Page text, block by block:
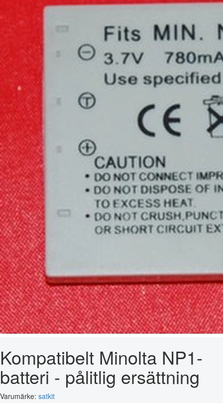
Kompatibelt Minolta NP1-
batteri - pålitlig ersättning
Varumärke: satkit